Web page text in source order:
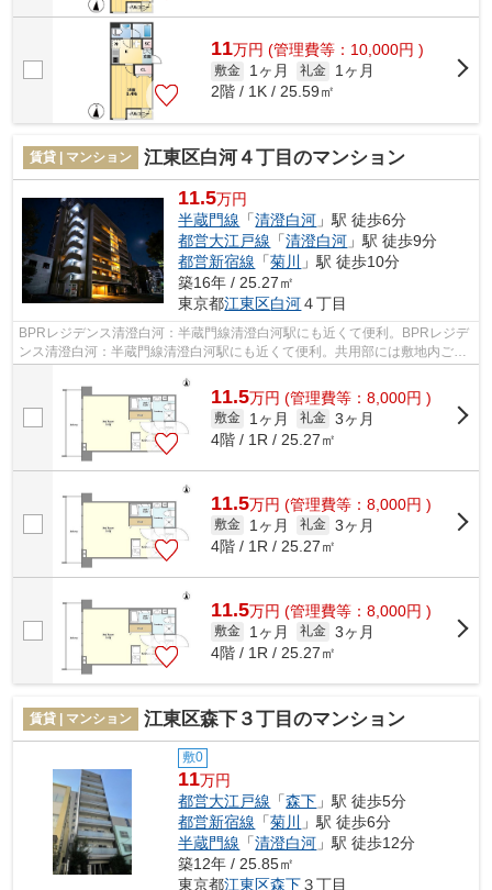
11万円 (管理費等：10,000円 )
敷金 1ヶ月 礼金
1ヶ月
2階 / 1K / 25.59㎡
賃貸 | マンション 江東区白河４丁目のマンション
11.5万円
半蔵門線 「清澄白河 」駅 徒歩6分
都営大江戸線 「清澄白河 」駅 徒歩9分
都営新宿線 「菊川
」駅 徒歩10分
築16年 / 25.27㎡
東京都江東区白河４丁目
BPRレジデンス清澄白河：半蔵門線清澄白河駅にも近くて便利。BPRレジデ
ンス清澄白河：半蔵門線清澄白河駅にも近くて便利。共用部には敷地内ごみ
11.5万円 (管理費等：8,000円 )
敷金 1ヶ月 礼金 3ヶ月
4階 / 1R / 25.27㎡
11.5万円 (管理費等：8,000円 )
敷金 1ヶ月 礼金 3ヶ月
4階 / 1R / 25.27㎡
11.5万円 (管理費等：8,000円 )
敷金 1ヶ月 礼金 3ヶ月
4階 / 1R / 25.27㎡
賃貸 | マンション 江東区森下３丁目のマンション
敷0
11万円
都営大江戸線 「森下 」駅 徒歩5分
都営新宿線 「菊川
」駅 徒歩6分
半蔵門線 「清澄白河 」駅 徒歩12分
築12年 / 25.85㎡
東京都江東区森下３丁目